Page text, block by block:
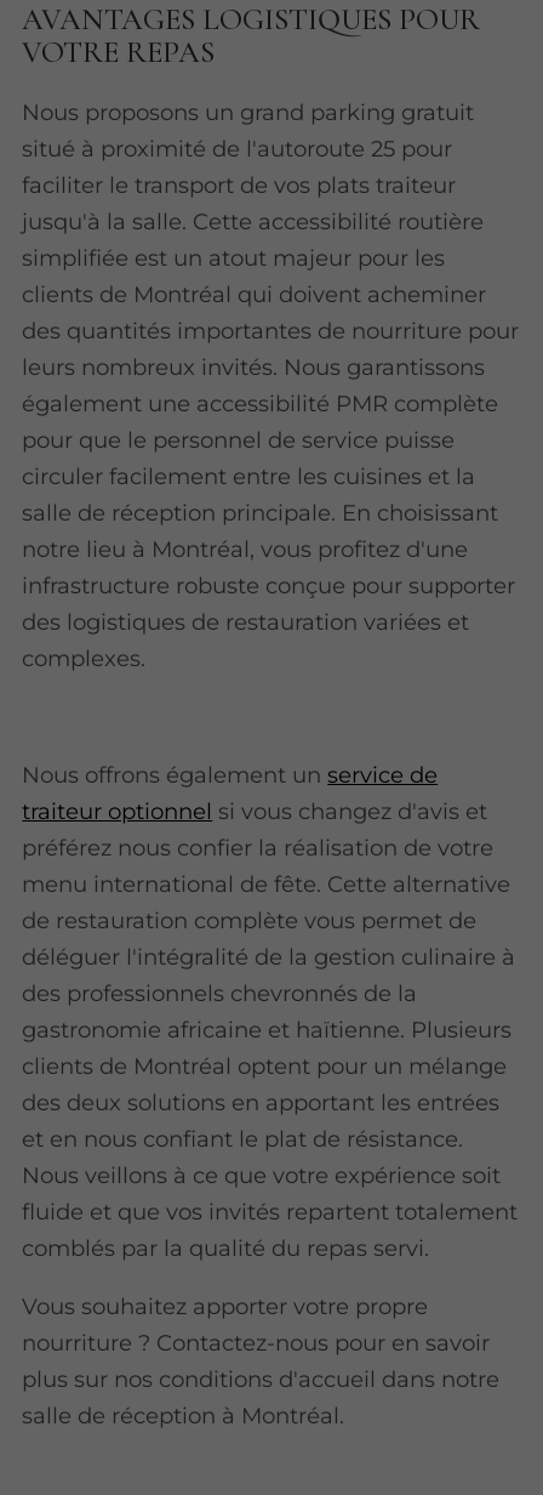
AVANTAGES LOGISTIQUES POUR
VOTRE REPAS
Nous proposons un grand parking gratuit
situé à proximité de l'autoroute 25 pour
faciliter le transport de vos plats traiteur
jusqu'à la salle. Cette accessibilité routière
simplifiée est un atout majeur pour les
clients de Montréal qui doivent acheminer
des quantités importantes de nourriture pour
leurs nombreux invités. Nous garantissons
également une accessibilité PMR complète
pour que le personnel de service puisse
circuler facilement entre les cuisines et la
salle de réception principale. En choisissant
notre lieu à Montréal, vous profitez d'une
infrastructure robuste conçue pour supporter
des logistiques de restauration variées et
complexes.
Nous offrons également unservice de
traiteur optionnel si vous changez d'avis et
préférez nous confier la réalisation de votre
menu international de fête. Cette alternative
de restauration complète vous permet de
déléguer l'intégralité de la gestion culinaire à
des professionnels chevronnés de la
gastronomie africaine et haïtienne. Plusieurs
clients de Montréal optent pour un mélange
des deux solutions en apportant les entrées
et en nous confiant le plat de résistance.
Nous veillons à ce que votre expérience soit
fluide et que vos invités repartent totalement
comblés par la qualité du repas servi.
Vous souhaitez apporter votre propre
nourriture ? Contactez-nous pour en savoir
plus sur nos conditions d'accueil dans notre
salle de réception à Montréal.